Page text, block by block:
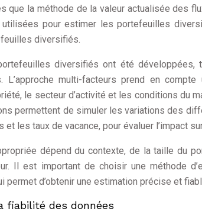
que la méthode de la valeur actualisée des
pour estimer les portefeuilles
diversifiés.
diversifiés ont été développées,
multi-facteurs prend en
le secteur d’activité et les conditions du
permettent de simuler les variations des
les taux de vacance, pour évaluer l’impact
dépend du contexte, de la taille du
Il est important de choisir une méthode
d’obtenir une estimation précise et
fiabilité des données